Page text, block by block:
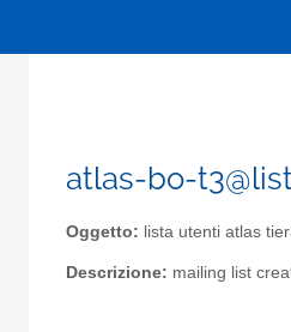
atlas-bo-
Oggetto: lista utenti atlas
Descrizione: mailing list